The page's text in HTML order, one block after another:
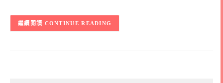
CONTINUE READING